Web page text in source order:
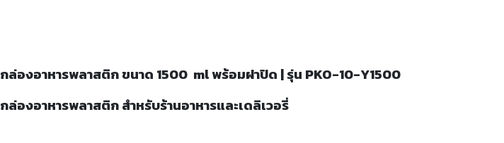
กล่องอาหารพลาสติก ขนาด 1500 ml พร้อมฝาปิด | รุ่น PKO-10-Y1500
กล่องอาหารพลาสติก สำหรับร้านอาหารและเดลิเวอรี่